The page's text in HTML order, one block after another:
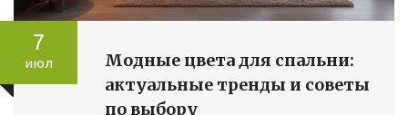
7
июл
Модные цвета для спальни:
актуальные тренды и советы
по выбору